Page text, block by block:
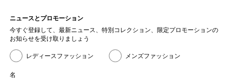
ニュースとプロモーション
今すぐ登録して、最新ニュース、特別コレクション、限定プロモーションの
お知らせを受け取りましょう
レディースファッション メンズファッション
名